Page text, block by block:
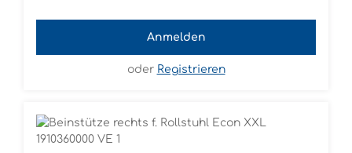
Anmelden
oder Registrieren